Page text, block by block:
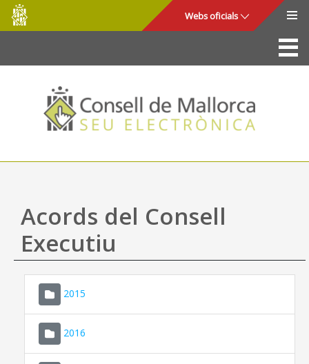
Salta al contingut principal
Consell
de
Mallorca
Webs oficials
La Seu
Consell de Mallorca
Accés i seguretat
Utilitats
Ajuda
Acords del Consell
Executiu
2015
2016